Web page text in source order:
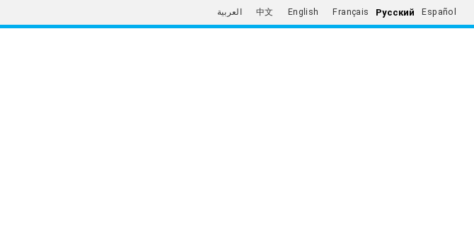
العربية 中文 English Français Русский Español